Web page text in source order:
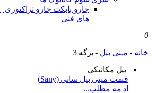
جارو بابکت جارو
های فنی
0
خانه - مینی بیل - برگه 3
بیل مکانیکی
قیمت مینی بیل سانی (Sany)
ادامه مطلب...